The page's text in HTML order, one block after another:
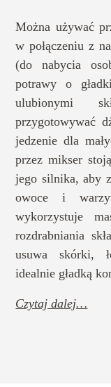
Można używać
w połączeniu z
(do nabycia
potrawy o
ulubionymi
przygotowywać
jedzenie dla
przez mikser
jego silnika, aby
owoce i
wykorzystuje
rozdrabniania
usuwa skórki,
idealnie gładką
Czytaj dalej…